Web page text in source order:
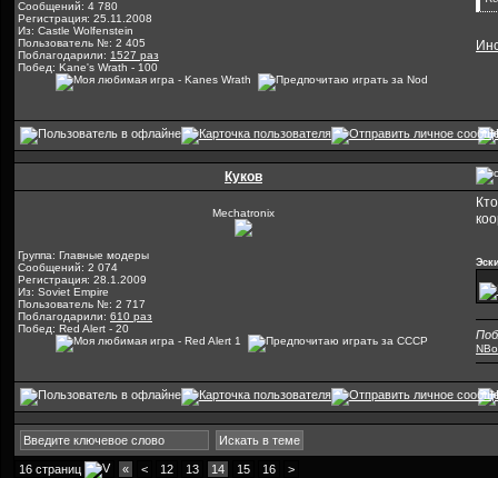
Сообщений: 4 780
Регистрация: 25.11.2008
Из: Castle Wolfenstein
Пользователь №: 2 405
Поблагодарили: 1527 раз
Побед: Kane's Wrath - 100
Куков
Mechatronix
Группа: Главные модеры
Сообщений: 2 074
Регистрация: 28.1.2009
Из: Soviet Empire
Пользователь №: 2 717
Поблагодарили: 610 раз
Побед: Red Alert - 20
16 страниц « < 12 13 14 15 16 >